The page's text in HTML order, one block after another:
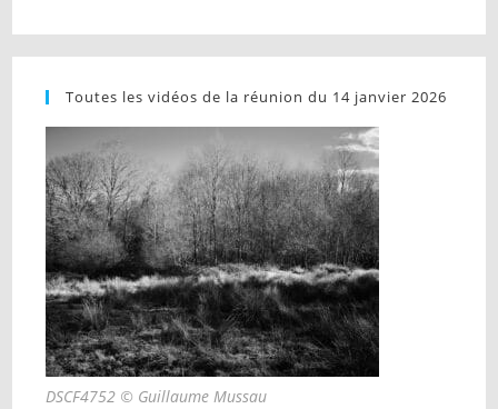
Toutes les vidéos de la réunion du 14 janvier 2026
DSCF4752 © Guillaume Mussau